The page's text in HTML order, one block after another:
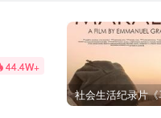
44.4W+